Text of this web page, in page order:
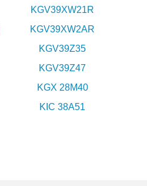
KGV39XW21R
KGV39XW2AR
KGV39Z35
KGV39Z47
KGX 28M40
KIC 38A51